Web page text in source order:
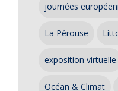
journées
La Pérouse
exposition virtuelle
Océan & Climat